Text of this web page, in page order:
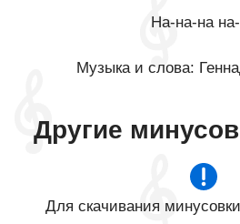
На-на-на
Музыка и слова:
Другие
Для скачивания